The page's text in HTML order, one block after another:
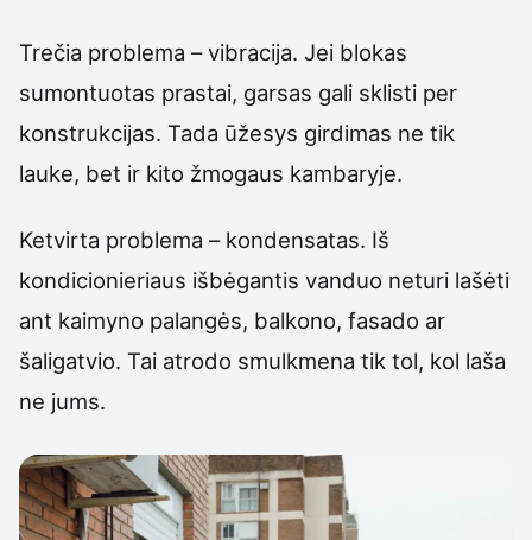
Trečia problema – vibracija. Jei blokas
sumontuotas prastai, garsas gali sklisti per
konstrukcijas. Tada ūžesys girdimas ne tik
lauke, bet ir kito žmogaus kambaryje.
Ketvirta problema – kondensatas. Iš
kondicionieriaus išbėgantis vanduo neturi lašėti
ant kaimyno palangės, balkono, fasado ar
šaligatvio. Tai atrodo smulkmena tik tol, kol laša
ne jums.